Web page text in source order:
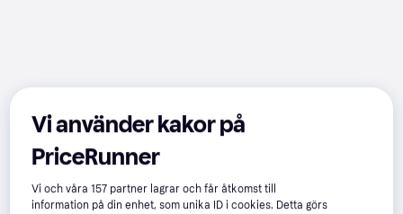
Vi använder kakor på
PriceRunner
Vi och våra157 partner lagrar och får åtkomst till
information på din enhet, som unika ID i cookies. Detta görs